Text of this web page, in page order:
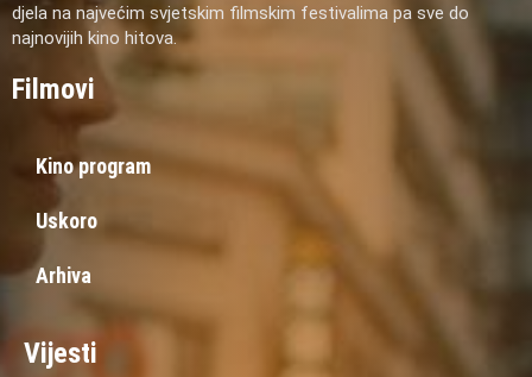
djela na najvećim svjetskim filmskim festivalima pa sve do
najnovijih kino hitova.
Filmovi
Kino program
Uskoro
Arhiva
Vijesti